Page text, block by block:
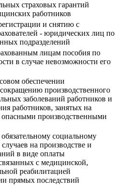
страховых гарантий
работников
и снятию с
- юридических лиц по
подразделений
лицам пособия по
в случае невозможности его
обеспечении
производственного
заболеваний работников и
работников, занятых на
производственными
социальному
на производстве и
в виде оплаты
с медицинской,
реабилитацией
прямых последствий